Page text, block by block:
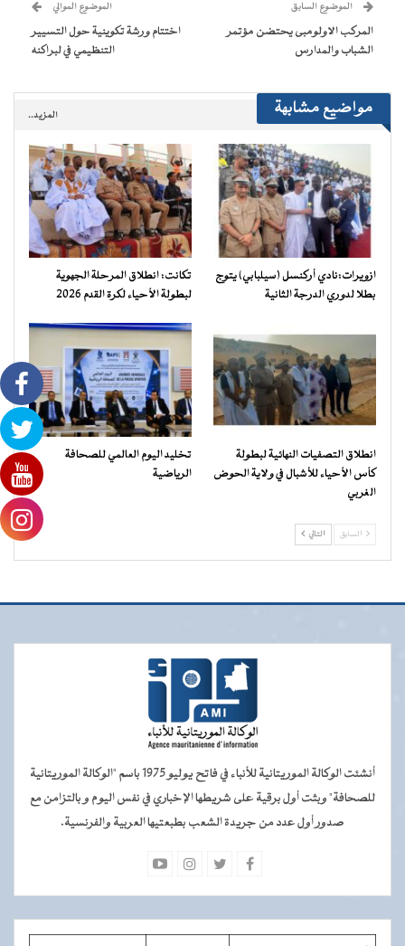
نافذة
جديدة)
الموضوع السابق
المركب الاولومبى يحتضن مؤتمر
الشباب والمدارس
الموضوع الموالي
اختتام ورشة تكوينية حول التسيير
التنظيمي في لبراكنه
مواضيع مشابهة المزيد..
ازويرات:نادي أركنسل (سيلبابي) يتوج
بطلا لدوري الدرجة الثانية
تكانت: انطلاق المرحلة الجهوية
لبطولة الأحياء لكرة القدم 2026
انطلاق التصفيات النهائية لبطولة
كأس الأحياء للأشبال في ولاية الحوض
الغربي
تخليد اليوم العالمي للصحافة
الرياضية
السابق التالي
أنشئت الوكالة الموريتانية للأنباء في فاتح يوليو 1975 باسم "الوكالة الموريتانية
للصحافة" وبثت أول برقية على شريطها الإخباري في نفس اليوم و بالتزامن مع
صدور أول عدد من جريدة الشعب بطبعتيها العربية والفرنسية.